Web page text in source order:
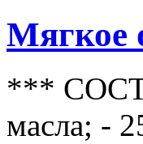
Мягкое
***
масла; -